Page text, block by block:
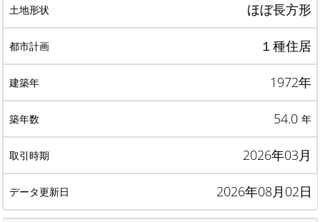
ほぼ長方形
１種住居
1972年
54.0 年
2026年03月
2026年08月02日